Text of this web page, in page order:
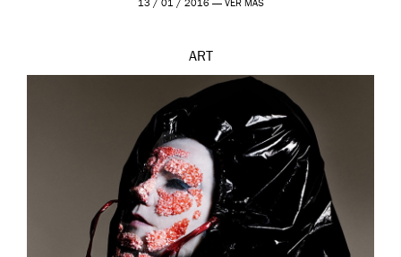
13 / 01 / 2016 — VER MÁS
ART